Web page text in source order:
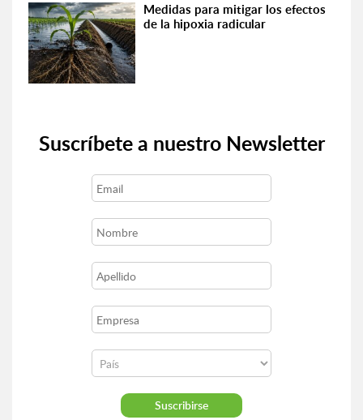
Medidas para mitigar los efectos
de la hipoxia radicular
Suscríbete a nuestro Newsletter